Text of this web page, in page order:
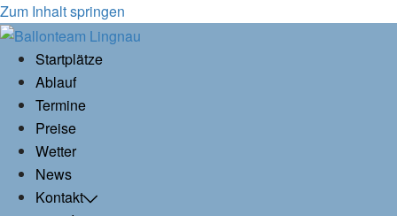
Zum Inhalt springen
Startplätze
Ablauf
Termine
Preise
Wetter
News
Kontakt